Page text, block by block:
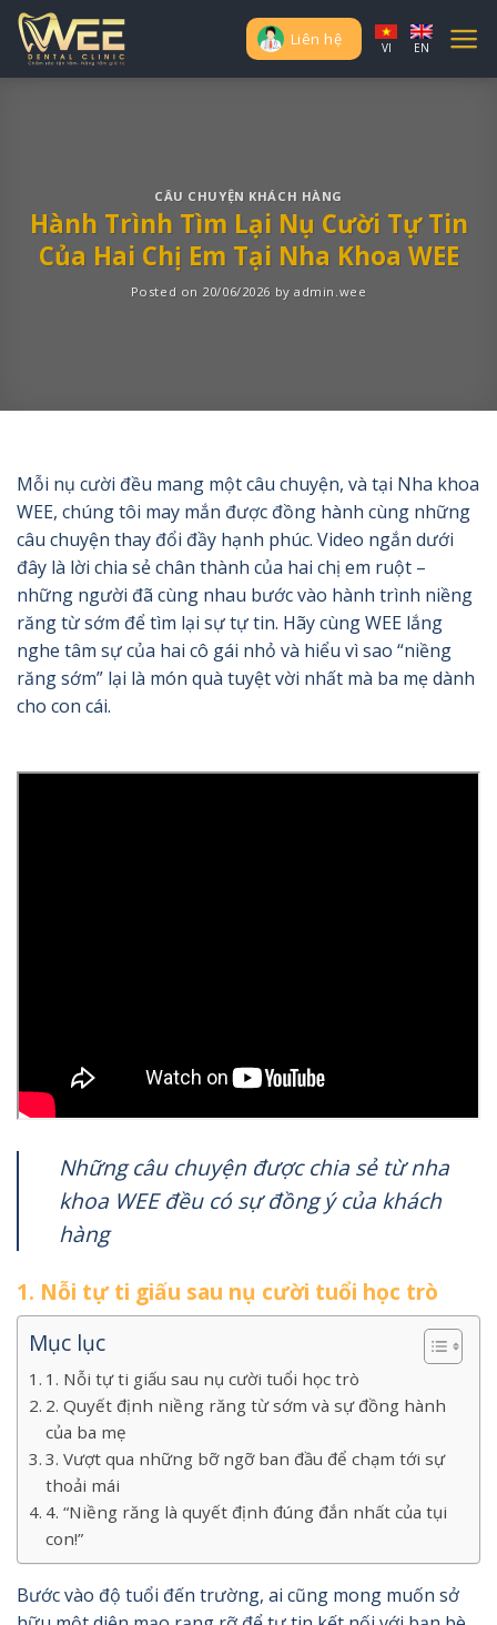
Skip
content
Liên hệ VI EN
CÂU CHUYỆN KHÁCH HÀNG
Hành Trình Tìm Lại Nụ Cười Tự Tin
Của Hai Chị Em Tại Nha Khoa WEE
Posted on 20/06/2026 byadmin.wee
Mỗi nụ cười đều mang một câu chuyện, và tại Nha khoa
WEE, chúng tôi may mắn được đồng hành cùng những
câu chuyện thay đổi đầy hạnh phúc. Video ngắn dưới
đây là lời chia sẻ chân thành của hai chị em ruột –
những người đã cùng nhau bước vào hành trình niềng
răng từ sớm để tìm lại sự tự tin. Hãy cùng WEE lắng
nghe tâm sự của hai cô gái nhỏ và hiểu vì sao “niềng
răng sớm” lại là món quà tuyệt vời nhất mà ba mẹ dành
cho con cái.
Những câu chuyện được chia sẻ từ nha
khoa WEE đều có sự đồng ý của khách
hàng
1. Nỗi tự ti giấu sau nụ cười tuổi học trò
Mục lục
1. Nỗi tự ti giấu sau nụ cười tuổi học trò
2. Quyết định niềng răng từ sớm và sự đồng hành
của ba mẹ
3. Vượt qua những bỡ ngỡ ban đầu để chạm tới sự
thoải mái
4. “Niềng răng là quyết định đúng đắn nhất của tụi
con!”
Bước vào độ tuổi đến trường, ai cũng mong muốn sở